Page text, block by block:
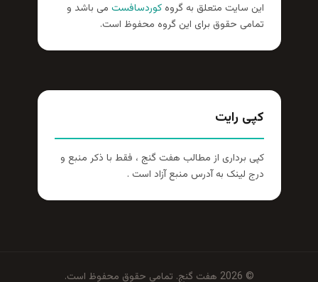
این سایت متعلق به گروهکوردسافست می باشد و
تمامی حقوق برای این گروه محفوظ است.
کپی رایت
کپی برداری از مطالب هفت گنج ، فقط با ذکر منبع و
درج لینک به آدرس منبع آزاد است .
© 2026 هفت گنج. تمامی حقوق محفوظ است.